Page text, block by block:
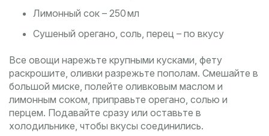
Лимонный сок – 250 мл
Сушеный орегано, соль, перец – по вкусу
Все овощи нарежьте крупными кусками, фету
раскрошите, оливки разрежьте пополам. Смешайте в
большой миске, полейте оливковым маслом и
лимонным соком, приправьте орегано, солью и
перцем. Подавайте сразу или оставьте в
холодильнике, чтобы вкусы соединились.